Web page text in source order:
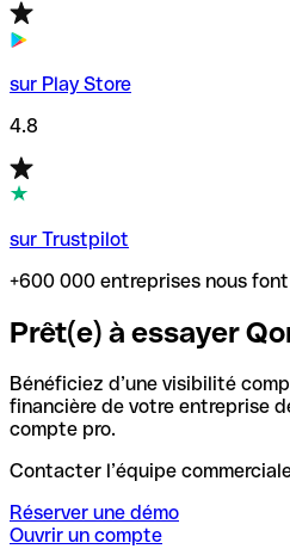
sur Play Store
4.8
sur Trustpilot
+600 000 entreprises nous
Prêt(e) à essayer
Bénéficiez d’une visibilité
financière de votre entreprise
compte pro.
Contacter l’équipe
Réserver une démo
Ouvrir un compte